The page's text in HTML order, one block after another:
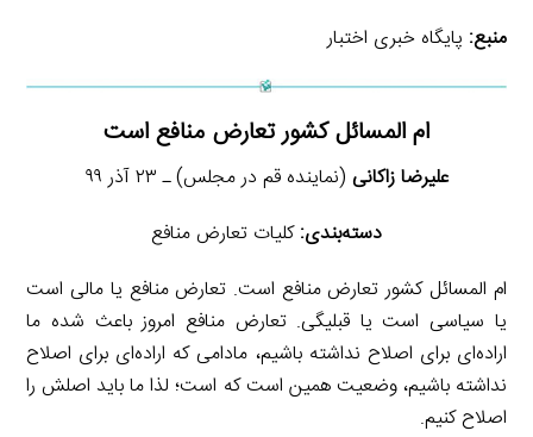
منبع: پایگاه خبری اختبار
ام المسائل کشور تعارض منافع است
علیرضا زاکانی (نماینده قم در مجلس) ـ ۲۳ آذر ۹۹
دسته‌بندی:کلیات تعارض منافع
ام المسائل کشور تعارض منافع است. تعارض منافع یا مالی است
یا سیاسی است یا قبلیگی. تعارض منافع امروز باعث شده ما
اراده‌ای برای اصلاح نداشته باشیم، مادامی که اراده‌ای برای اصلاح
نداشته باشیم، وضعیت همین است که است؛ لذا ما باید اصلش را
اصلاح کنیم.